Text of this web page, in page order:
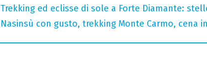
Trekking ed eclisse di sole a Forte Diamante:
Nasinsù con gusto, trekking Monte Carmo,